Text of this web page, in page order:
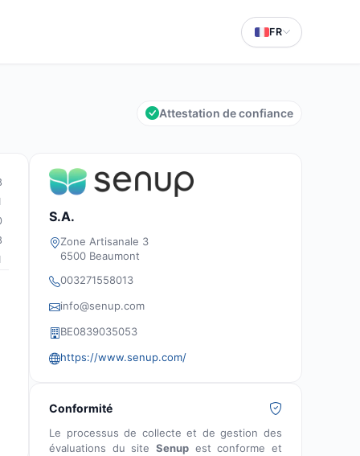
FR
Attestation de confiance
S.A.
Zone Artisanale 3
6500 Beaumont
003271558013
info@senup.com
BE0839035053
https://www.senup.com/
Conformité
Le processus de collecte et de gestion des
évaluations du site Senup est conforme et